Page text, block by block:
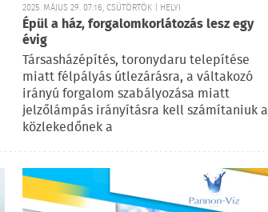
2025. MÁJUS 29. 07:16, CSÜTÖRTÖK | HELYI
Épül a ház, forgalomkorlátozás lesz egy
évig
Társasházépítés, toronydaru telepítése
miatt félpályás útlezárásra, a váltakozó
irányú forgalom szabályozása miatt
jelzőlámpás irányításra kell számítaniuk a
közlekedőnek a